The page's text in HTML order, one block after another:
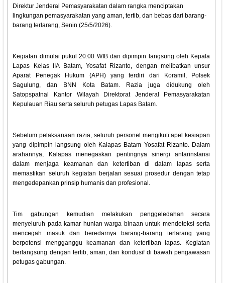
Direktur Jenderal Pemasyarakatan dalam rangka menciptakan
lingkungan pemasyarakatan yang aman, tertib, dan bebas dari barang-
barang terlarang, Senin (25/5/2026).
Kegiatan dimulai pukul 20.00 WIB dan dipimpin langsung oleh Kepala
Lapas Kelas IIA Batam, Yosafat Rizanto, dengan melibatkan unsur
Aparat Penegak Hukum (APH) yang terdiri dari Koramil, Polsek
Sagulung, dan BNN Kota Batam. Razia juga didukung oleh
Satopspatnal Kantor Wilayah Direktorat Jenderal Pemasyarakatan
Kepulauan Riau serta seluruh petugas Lapas Batam.
Sebelum pelaksanaan razia, seluruh personel mengikuti apel kesiapan
yang dipimpin langsung oleh Kalapas Batam Yosafat Rizanto. Dalam
arahannya, Kalapas menegaskan pentingnya sinergi antarinstansi
dalam menjaga keamanan dan ketertiban di dalam lapas serta
memastikan seluruh kegiatan berjalan sesuai prosedur dengan tetap
mengedepankan prinsip humanis dan profesional.
Tim gabungan kemudian melakukan penggeledahan secara
menyeluruh pada kamar hunian warga binaan untuk mendeteksi serta
mencegah masuk dan beredarnya barang-barang terlarang yang
berpotensi mengganggu keamanan dan ketertiban lapas. Kegiatan
berlangsung dengan tertib, aman, dan kondusif di bawah pengawasan
petugas gabungan.